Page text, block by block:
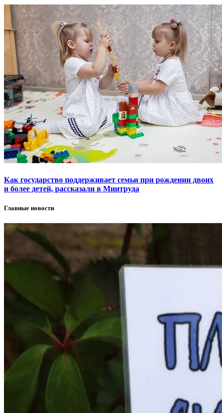
Как государство поддерживает семьи при рождении двоих
и более детей, рассказали в Минтруда
Главные новости